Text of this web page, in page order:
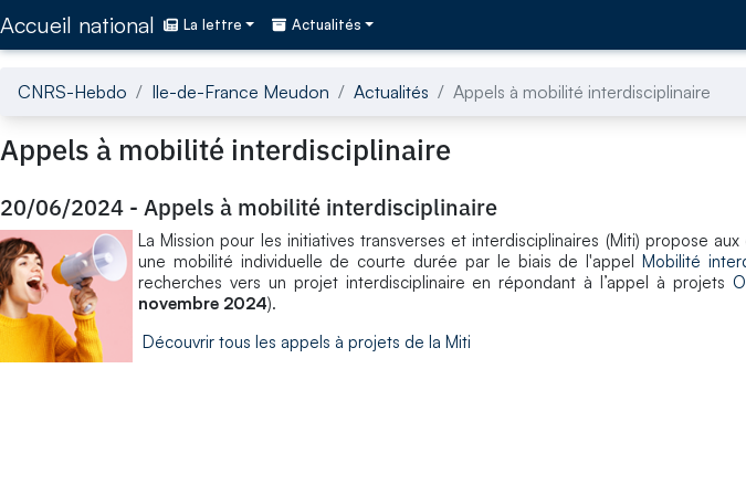
Accueil national La lettre Actualités
CNRS-Hebdo Ile-de-France Meudon Actualités Appels à mobilité interdisciplinaire
Appels à mobilité interdisciplinaire
20/06/2024 - Appels à mobilité interdisciplinaire
La Mission pour les initiatives transverses et interdisciplinaires (Miti) propose
une mobilité individuelle de courte durée par le biais de l'appelMobilité
recherches vers un projet interdisciplinaire en répondant à l’appel à projets
novembre 2024).
Découvrir tous les appels à projets de la Miti